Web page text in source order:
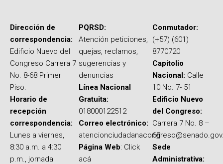
Dirección de
correspondencia:
Edificio Nuevo del
Congreso Carrera 7
No. 8-68 Primer
Piso.
Horario de
recepción
correspondencia:
Lunes a viernes,
8:30 a.m. a 4:30
p.m., jornada
PQRSD:
Atención peticiones,
quejas, reclamos,
sugerencias y
denuncias
Línea Nacional
Gratuita:
018000122512
Correo electrónico:
Página Web: Click
acá
Conmutador:
(+57) (601)
8770720
Capitolio
Nacional: Calle
10 No. 7- 51
Edificio Nuevo
del Congreso:
Carrera 7 No. 8 –
68
Sede
Administrativa: